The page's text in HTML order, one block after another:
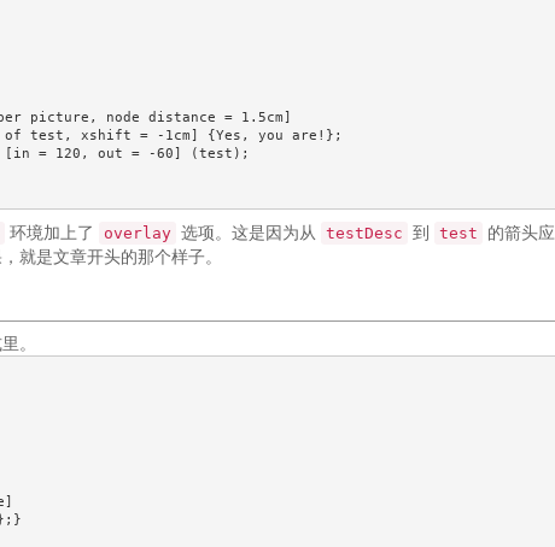
picture, node distance = 1.5cm]
test, xshift = -1cm] {Yes, you are!};
= 120, out = -60] (test);
环境加上了 overlay 选项。这是因为从 testDesc 到 test
的箭头应
就是文章开头的那个样子。
。